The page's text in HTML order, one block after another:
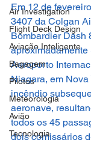
Air Investigation
Flight Deck Design
Aviação Inteligente
Bagagem
Pilotos
Meteorologia
Avião
Tecnologia
Em 12 de
3407 da Colgan
Bombardier Dash
Aeroporto
Niagara, em Nova
incêndio
aeronave,
todos os 45
dois comissários